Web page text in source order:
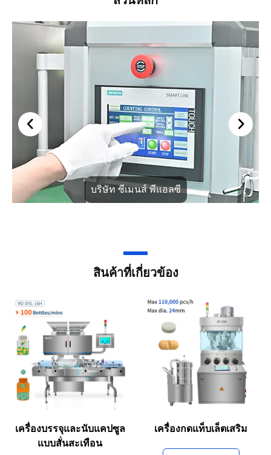
ส่วนหลัก
สินค้าที่เกี่ยวข้อง
เครื่องบรรจุและนับแคปซูล